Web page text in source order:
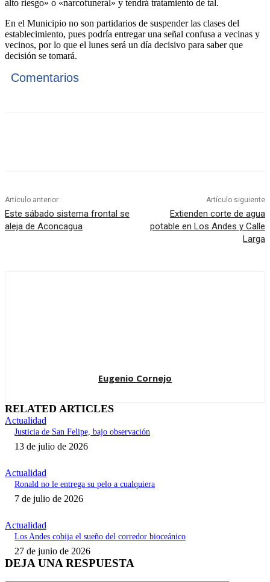
alto riesgo» o «narcofuneral» y tendrá tratamiento de tal.
En el Municipio no son partidarios de suspender las clases del
establecimiento, pues podría entregar una señal confusa a vecinas y
vecinos, por lo que el lunes será un día decisivo para saber que
decisión se tomará.
Comentarios
Artículo anterior
Este sábado sistema frontal se
aleja de Aconcagua
Artículo siguiente
Extienden corte de agua
potable en Los Andes y Calle
Larga
Eugenio Cornejo
RELATED ARTICLES
Actualidad
Justicia de San Felipe, bajo observación
13 de julio de 2026
Actualidad
Ronald no le entrega su pelo a cualquiera
7 de julio de 2026
Actualidad
Los Andes cobija el sueño del corredor bioceánico
27 de junio de 2026
DEJA UNA RESPUESTA